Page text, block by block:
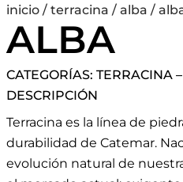
inicio /terracina /alba /
ALBA
CATEGORÍAS:TERRACINA
DESCRIPCIÓN
Terracina es la línea de
durabilidad de Catemar.
evolución natural de